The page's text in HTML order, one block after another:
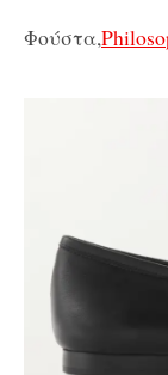
Φούστα,